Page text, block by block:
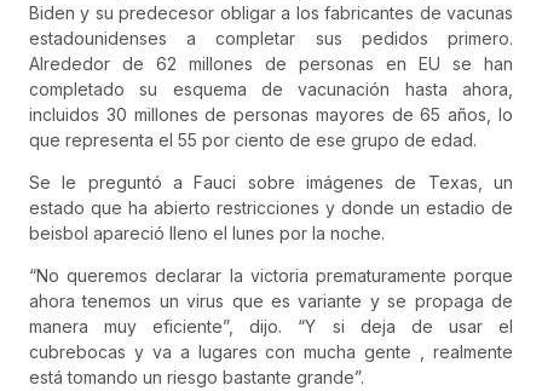
Biden y su predecesor obligar a los fabricantes de vacunas
estadounidenses a completar sus pedidos primero.
Alrededor de 62 millones de personas en EU se han
completado su esquema de vacunación hasta ahora,
incluidos 30 millones de personas mayores de 65 años, lo
que representa el 55 por ciento de ese grupo de edad.
Se le preguntó a Fauci sobre imágenes de Texas, un
estado que ha abierto restricciones y donde un estadio de
beisbol apareció lleno el lunes por la noche.
“No queremos declarar la victoria prematuramente porque
ahora tenemos un virus que es variante y se propaga de
manera muy eficiente”, dijo. “Y si deja de usar el
cubrebocas y va a lugares con mucha gente , realmente
está tomando un riesgo bastante grande”.